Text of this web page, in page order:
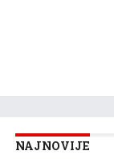
NAJNOVIJE